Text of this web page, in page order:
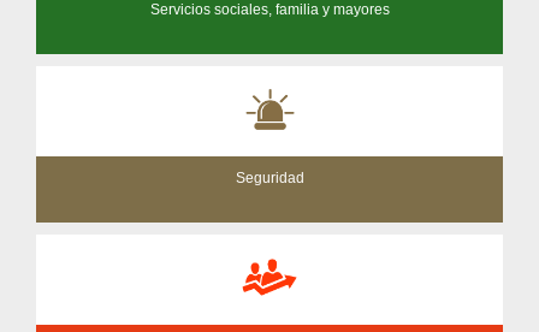
Servicios sociales, familia y mayores
Seguridad